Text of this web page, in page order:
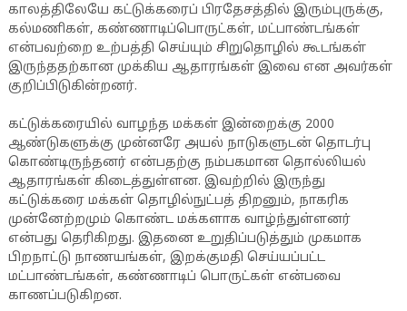
காலத்திலேயே கட்டுக்கரைப் பிரதேசத்தில் இரும்புருக்கு,
கல்மணிகள், கண்ணாடிப்பொருட்கள், மட்பாண்டங்கள்
என்பவற்றை உற்பத்தி செய்யும் சிறுதொழில் கூடங்கள்
இருந்ததற்கான முக்கிய ஆதாரங்கள் இவை என அவர்கள்
குறிப்பிடுகின்றனர்.
கட்டுக்கரையில் வாழந்த மக்கள் இன்றைக்கு 2000
ஆண்டுகளுக்கு முன்னரே அயல் நாடுகளுடன் தொடர்பு
கொண்டிருந்தனர் என்பதற்கு நம்பகமான தொல்லியல்
ஆதாரங்கள் கிடைத்துள்ளன. இவற்றில் இருந்து
கட்டுக்கரை மக்கள் தொழில்நுட்பத் திறனும், நாகரிக
முன்னேற்றமும் கொண்ட மக்களாக வாழ்ந்துள்ளனர்
என்பது தெரிகிறது. இதனை உறுதிப்படுத்தும் முகமாக
பிறநாட்டு நாணயங்கள், இறக்குமதி செய்யப்பட்ட
மட்பாண்டங்கள், கண்ணாடிப் பொருட்கள் என்பவை
காணப்படுகிறன.